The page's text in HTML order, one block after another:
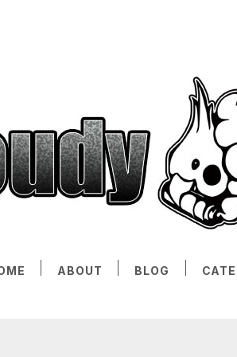
ABOUT BLOG